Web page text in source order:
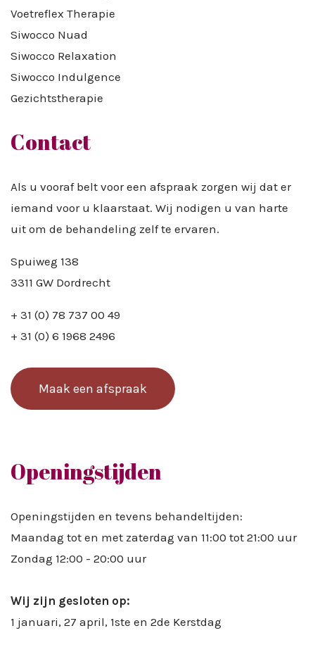
Voetreflex Therapie
Siwocco Nuad
Siwocco Relaxation
Siwocco Indulgence
Gezichtstherapie
Contact
Als u vooraf belt voor een afspraak zorgen wij dat er
iemand voor u klaarstaat. Wij nodigen u van harte
uit om de behandeling zelf te ervaren.
Spuiweg 138
3311 GW Dordrecht
+ 31 (0) 78 737 00 49
+ 31 (0) 6 1968 2496
Maak een afspraak
Openingstijden
Openingstijden en tevens behandeltijden:
Maandag tot en met zaterdag van 11:00 tot 21:00 uur
Zondag 12:00 - 20:00 uur
Wij zijn gesloten op:
1 januari, 27 april, 1ste en 2de Kerstdag